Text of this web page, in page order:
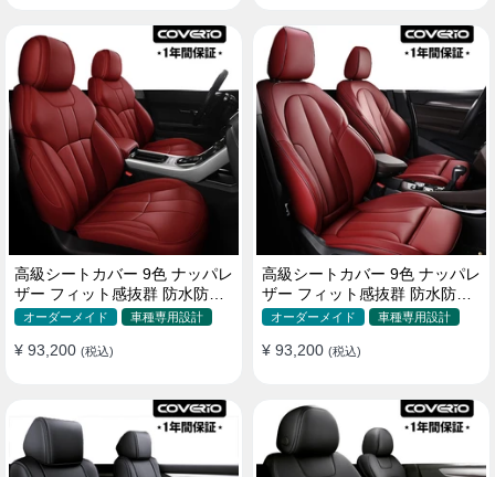
高級シートカバー 9色 ナッパレ
ザー フィット感抜群 防水防汚
オーダーメイド 全席セット
オーダーメイド 車種専用設計
¥ 93,200 (税込)
高級シートカバー 9色 ナッパレ
ザー フィット感抜群 防水防汚
オーダーメイド 全席セット
オーダーメイド 車種専用設計
¥ 93,200 (税込)